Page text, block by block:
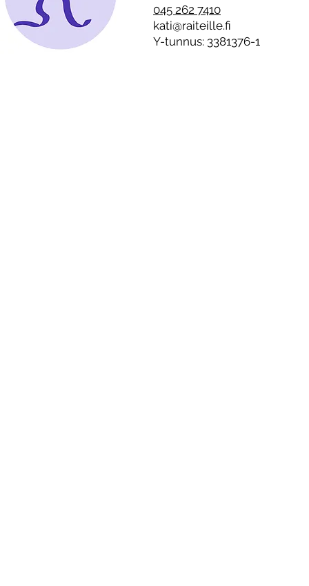
”Alkoholistille on tyypillistä
on suorittaa täydellistä
joulua”
045 262 7410
kati@raiteille.fi
Y-tunnus: 3381376-1